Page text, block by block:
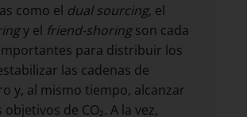
como el dual sourcing, el
y el friend-shoringson cada
para distribuir los
las cadenas de
y, al mismo tiempo, alcanzar
de CO₂. A la vez,